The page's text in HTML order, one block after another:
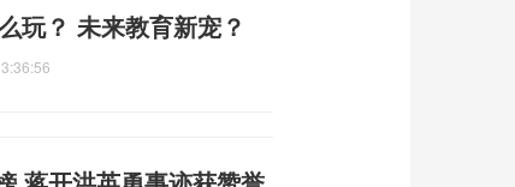
玩？ 未来教育新宠？